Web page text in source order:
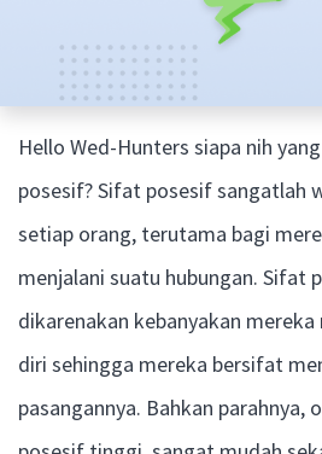
Hello Wed-Hunters siapa nih
posesif? Sifat posesif sangatlah
setiap orang, terutama bagi
menjalani suatu hubungan. Sifat
dikarenakan kebanyakan
diri sehingga mereka bersifat
pasangannya. Bahkan parahnya,